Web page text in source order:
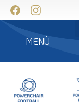
MENÙ